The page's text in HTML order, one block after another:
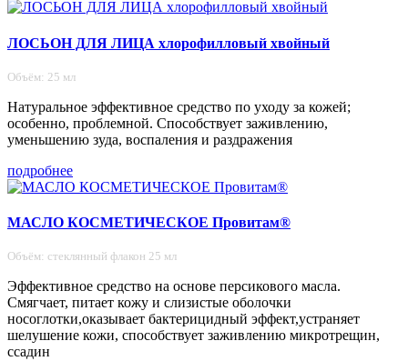
ЛОСЬОН ДЛЯ ЛИЦА хлорофилловый хвойный
Объём: 25 мл
Натуральное эффективное средство по уходу за кожей;
особенно, проблемной. Способствует заживлению,
уменьшению зуда, воспаления и раздражения
подробнее
МАСЛО КОСМЕТИЧЕСКОЕ Провитам®
Объём: стеклянный флакон 25 мл
Эффективное средство на основе персикового масла.
Смягчает, питает кожу и слизистые оболочки
носоглотки,оказывает бактерицидный эффект,устраняет
шелушение кожи, способствует заживлению микротрещин,
ссадин